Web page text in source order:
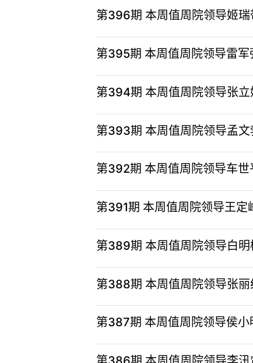
第396期 本周值周院领导姬
第395期 本周值周院领导雷
第394期 本周值周院领导张
第393期 本周值周院领导孟
第392期 本周值周院领导车
第391期 本周值周院领导王
第389期 本周值周院领导白
第388期 本周值周院领导张
第387期 本周值周院领导侯